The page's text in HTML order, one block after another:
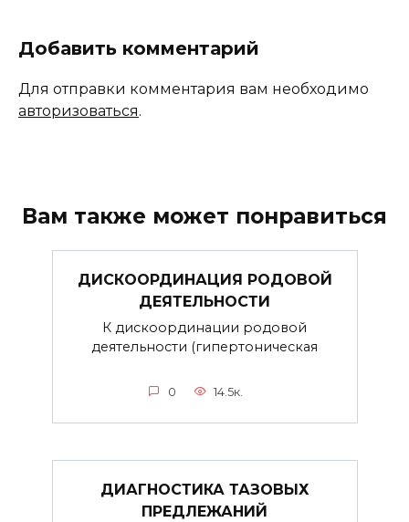
Добавить комментарий
Для отправки комментария вам необходимо
авторизоваться.
Вам также может понравиться
ДИСКООРДИНАЦИЯ РОДОВОЙ
ДЕЯТЕЛЬНОСТИ
К дискоординации родовой
деятельности (гипертоническая
0 14.5к.
ДИАГНОСТИКА ТАЗОВЫХ
ПРЕДЛЕЖАНИЙ